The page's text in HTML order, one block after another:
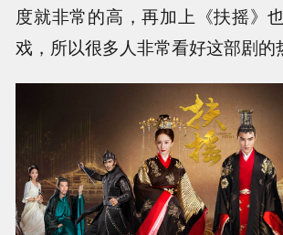
度就非常的高，再加上《扶摇》
戏，所以很多人非常看好这部剧的